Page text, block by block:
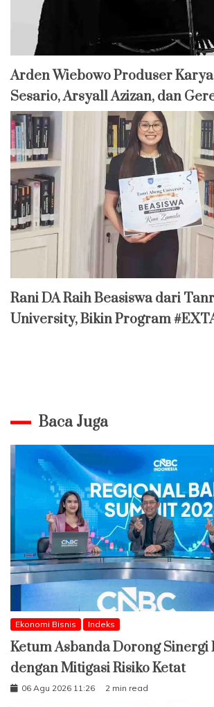
Arden Wiebowo Produser
Sesario, Arsyall Azizan, dan
Rani DA Raih Beasiswa dari
University, Bikin Program
Baca Juga
Ekonomi Bisnis Indeks
Ketum Asbanda Dorong Sinergi
dengan Mitigasi Risiko Ketat
06 Agu 2026 11:26 2 min read